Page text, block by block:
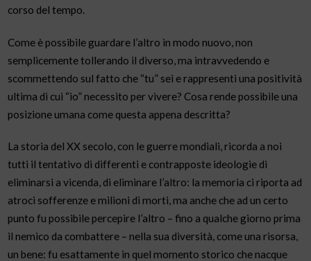
corso del tempo.
Come è possibile guardare l’altro in modo nuovo, non
semplicemente tollerando il diverso, ma intravvedendo e
scommettendo sul fatto che “tu” sei e rappresenti una positività
ultima di cui “io” necessito per vivere? Cosa rende possibile una
posizione umana come questa appena descritta?
La storia del XX secolo, con le guerre mondiali, ricorda a noi
tutti il tentativo di differenti e contrapposte ideologie di
eliminarsi a vicenda, di eliminare l’altro: la memoria ci riporta ad
atroci sofferenze e milioni di morti, ma anche che ad un certo
punto fu possibile percepire l’altro – fino a qualche giorno prima
il nemico da combattere – nella sua diversità, come una risorsa,
un bene: fu esattamente in quel momento storico che nacque